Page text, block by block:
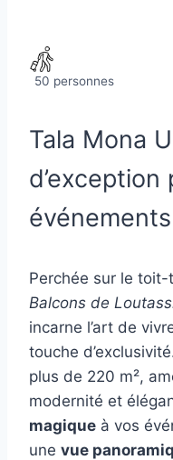
50 personnes
Tala Mona
d’exception
Perchée sur le toit-
Balcons de
incarne l’art de
touche
plus de 220 m²,
modernité et
magique à vos
une vue